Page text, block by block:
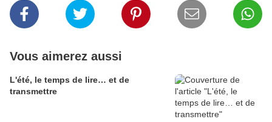
Vous aimerez aussi
L'été, le temps de lire… et de
transmettre